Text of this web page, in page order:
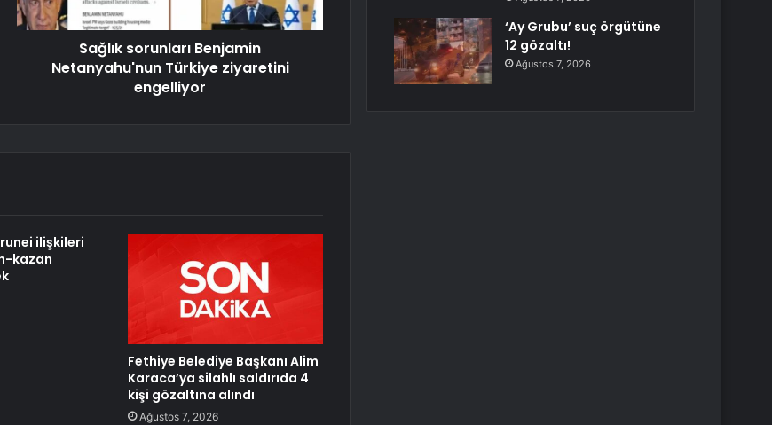
Sağlık sorunları Benjamin
Netanyahu'nun Türkiye ziyaretini
engelliyor
ilişkileri
kazan
Fethiye Belediye Başkanı Alim
Karaca’ya silahlı saldırıda 4
kişi gözaltına alındı
Ağustos 7, 2026
‘Ay Grubu’ suç örgütüne
12 gözaltı!
Ağustos 7, 2026